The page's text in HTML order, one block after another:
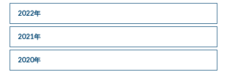
2022年
2021年
2020年